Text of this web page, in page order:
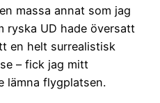
massa annat som jag
ryska UD hade översatt
en helt surrealistisk
– fick jag mitt
lämna flygplatsen.